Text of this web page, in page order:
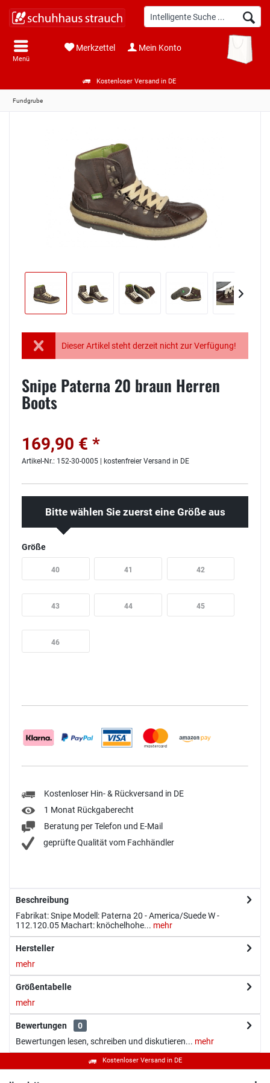
Kostenloser Versand in DE
Menü
Merkzettel Mein Konto
Fundgrube
Dieser Artikel steht derzeit nicht zur Verfügung!
Snipe Paterna 20 braun Herren
Boots
169,90 € *
Artikel-Nr.: 152-30-0005 | kostenfreier Versand in DE
Bitte wählen Sie zuerst eine Größe aus
Größe
40 41 42
43 44 45
46
Kostenloser Hin- & Rückversand in DE
1 Monat Rückgaberecht
Beratung per Telefon und E-Mail
geprüfte Qualität vom Fachhändler
Beschreibung
Fabrikat: Snipe Modell: Paterna 20 - America/Suede W -
112.120.05 Machart: knöchelhohe... mehr
Hersteller
mehr
Größentabelle
mehr
Bewertungen
0
Bewertungen lesen, schreiben und diskutieren... mehr
Kostenloser Versand in DE